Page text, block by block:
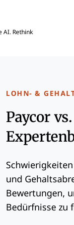
AI. Rethink
LOHN- &
Paycor
und
Bewertungen,
Bedürfnisse zu